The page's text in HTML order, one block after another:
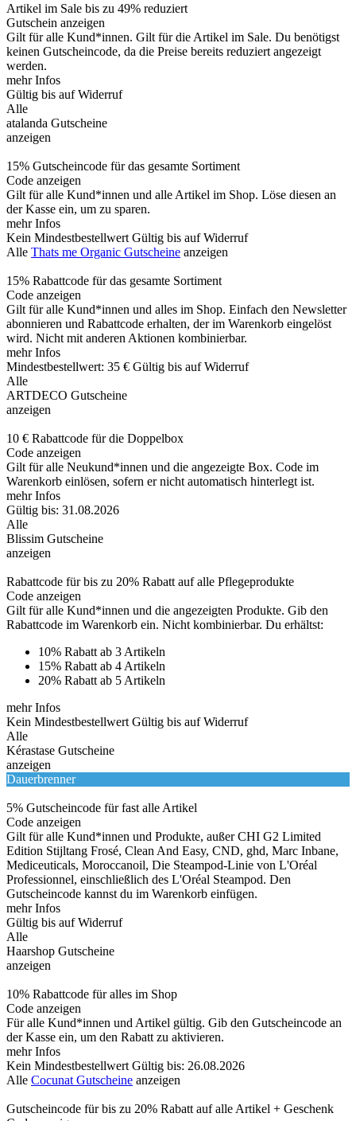
Artikel im Sale bis zu 49% reduziert
Gutschein anzeigen
Gilt für alle Kund*innen. Gilt für die Artikel im Sale. Du benötigst
keinen Gutscheincode, da die Preise bereits reduziert angezeigt
werden.
mehr Infos
Gültig bis auf Widerruf
Alle
atalanda Gutscheine
anzeigen
15% Gutscheincode für das gesamte Sortiment
Code anzeigen
Gilt für alle Kund*innen und alle Artikel im Shop. Löse diesen an
der Kasse ein, um zu sparen.
mehr Infos
Kein Mindestbestellwert Gültig bis auf Widerruf
Alle Thats me Organic Gutscheine anzeigen
15% Rabattcode für das gesamte Sortiment
Code anzeigen
Gilt für alle Kund*innen und alles im Shop. Einfach den Newsletter
abonnieren und Rabattcode erhalten, der im Warenkorb eingelöst
wird. Nicht mit anderen Aktionen kombinierbar.
mehr Infos
Mindestbestellwert: 35 € Gültig bis auf Widerruf
Alle
ARTDECO Gutscheine
anzeigen
10 € Rabattcode für die Doppelbox
Code anzeigen
Gilt für alle Neukund*innen und die angezeigte Box. Code im
Warenkorb einlösen, sofern er nicht automatisch hinterlegt ist.
mehr Infos
Gültig bis: 31.08.2026
Alle
Blissim Gutscheine
anzeigen
Rabattcode für bis zu 20% Rabatt auf alle Pflegeprodukte
Code anzeigen
Gilt für alle Kund*innen und die angezeigten Produkte. Gib den
Rabattcode im Warenkorb ein. Nicht kombinierbar. Du erhältst:
10% Rabatt ab 3 Artikeln
15% Rabatt ab 4 Artikeln
20% Rabatt ab 5 Artikeln
mehr Infos
Kein Mindestbestellwert Gültig bis auf Widerruf
Alle
Kérastase Gutscheine
anzeigen
Dauerbrenner
5% Gutscheincode für fast alle Artikel
Code anzeigen
Gilt für alle Kund*innen und Produkte, außer CHI G2 Limited
Edition Stijltang Frosé, Clean And Easy, CND, ghd, Marc Inbane,
Mediceuticals, Moroccanoil, Die Steampod-Linie von L'Oréal
Professionnel, einschließlich des L'Oréal Steampod. Den
Gutscheincode kannst du im Warenkorb einfügen.
mehr Infos
Gültig bis auf Widerruf
Alle
Haarshop Gutscheine
anzeigen
10% Rabattcode für alles im Shop
Code anzeigen
Für alle Kund*innen und Artikel gültig. Gib den Gutscheincode an
der Kasse ein, um den Rabatt zu aktivieren.
mehr Infos
Kein Mindestbestellwert Gültig bis: 26.08.2026
Alle Cocunat Gutscheine anzeigen
Gutscheincode für bis zu 20% Rabatt auf alle Artikel + Geschenk